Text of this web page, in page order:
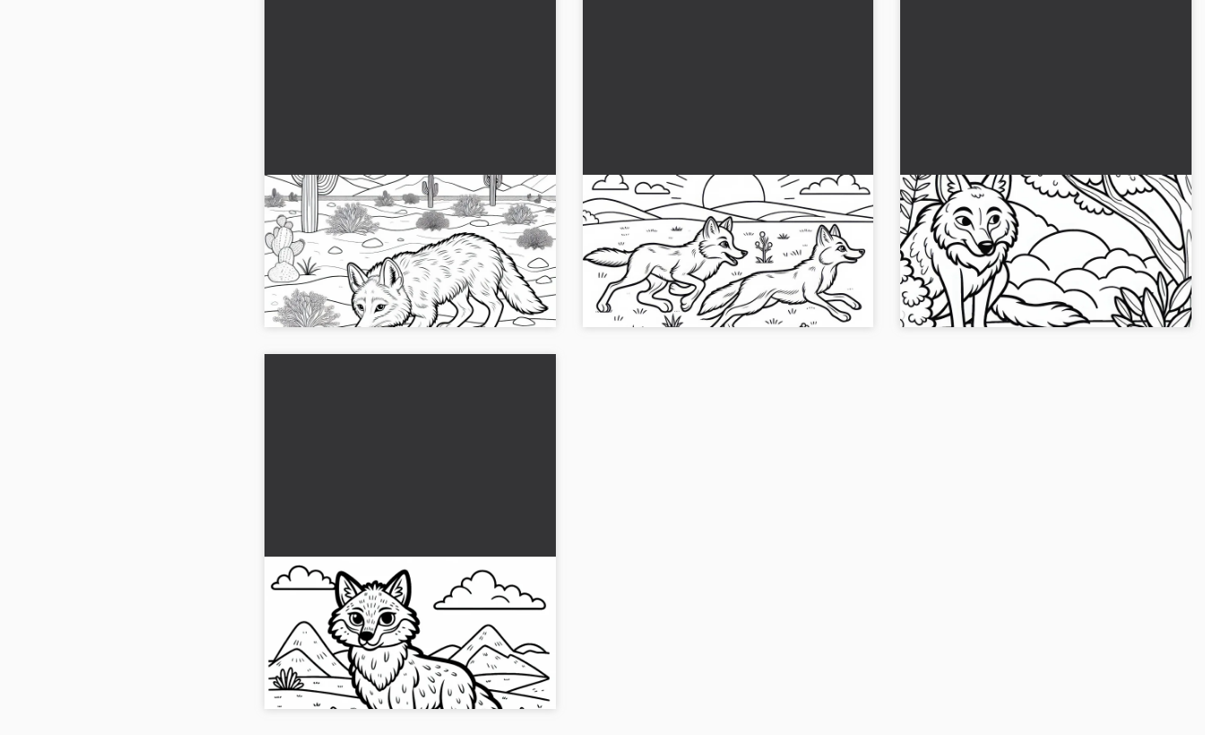
Koyot dikkatlice kuru çöl peyzajında
süzülüyor - Ücretsiz boyama sayfası
Koyote etkileyici bir çöl manzarasında hareket
ediyor. Ücretsiz boyama sayfasını şimdi indir!...
İki Coyot, Otlaklarda Koşuyor -
Ücretsiz Boyama Sayfası
Bozkırda iki çakal bulunan boyama sayfamızı
keşfedin. Şimdi ücretsiz resmi indirin ve
yaratıcılığınızı serbest bırakın!...
Koyot, çalının arkasında tavşanı
bekliyor – Ücretsiz boyama şablonu
Bir tavşana pusu kuran bir çiyanın heyecan
verici boyama şablonunu yaşayın. Şimdi
ücretsiz indirin ve renklendirin!...
Koyote kayaların üzerinde duruyor
ve çevresini gözlemliyor - Ücretsiz
boyama sayfası
Şimdi kayalık üzerinde bir çakalın ücretsiz
boyama sayfasını al. Resmi indir ve boyamak
için getir!...